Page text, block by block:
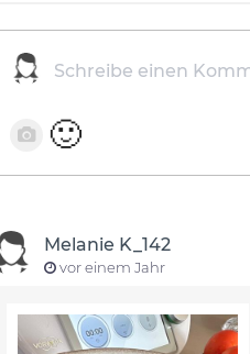
🙂
Melanie K_142
vor einem Jahr